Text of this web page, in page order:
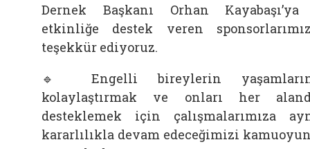
Dernek Başkanı Orhan
etkinliğe destek veren
teşekkür ediyoruz.
🔹 Engelli bireylerin
kolaylaştırmak ve onları her
desteklemek için çalışmalarımıza
kararlılıkla devam edeceğimizi